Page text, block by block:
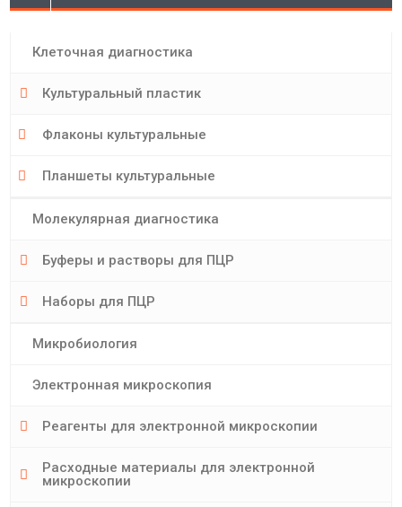
Клеточная диагностика
Культуральный пластик
Флаконы культуральные
Планшеты культуральные
Молекулярная диагностика
Буферы и растворы для ПЦР
Наборы для ПЦР
Микробиология
Электронная микроскопия
Реагенты для электронной микроскопии
Расходные материалы для электронной
микроскопии